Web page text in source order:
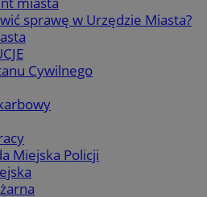
sprawę w Urzędzie Miasta?
Cywilnego
Miejska Policji